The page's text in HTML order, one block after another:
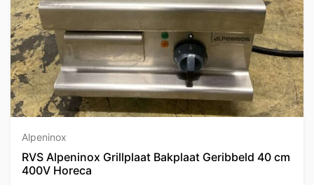
Alpeninox
RVS Alpeninox Grillplaat Bakplaat Geribbeld 40 cm
400V Horeca